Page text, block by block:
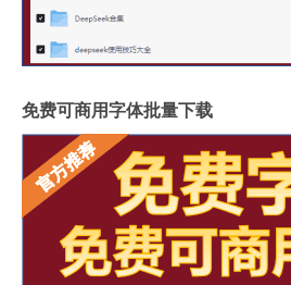
免费可商用字体批量下载